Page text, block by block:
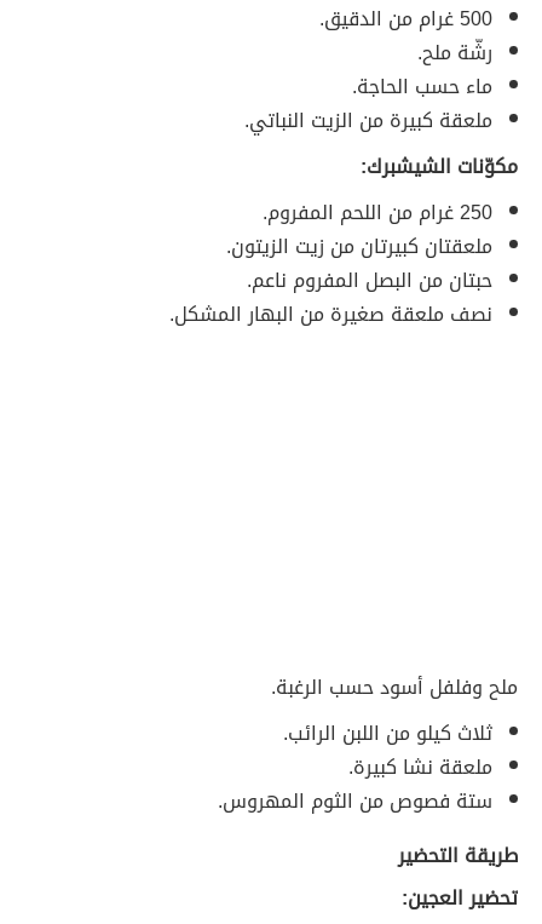
500 غرام من الدقيق.
رشّة ملح.
ماء حسب الحاجة.
ملعقة كبيرة من الزيت النباتي.
مكوّنات الشيشبرك:
250 غرام من اللحم المفروم.
ملعقتان كبيرتان من زيت الزيتون.
حبتان من البصل المفروم ناعم.
نصف ملعقة صغيرة من البهار المشكل.
ملح وفلفل أسود حسب الرغبة.
ثلاث كيلو من اللبن الرائب.
ملعقة نشا كبيرة.
ستة فصوص من الثوم المهروس.
طريقة التحضير
تحضير العجين: